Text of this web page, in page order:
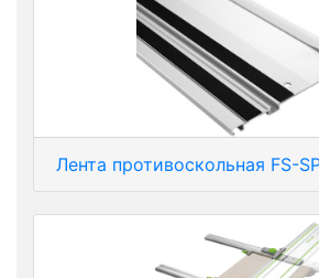
Лента противоскольная FS-